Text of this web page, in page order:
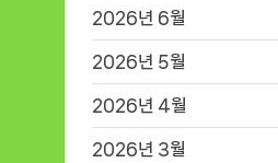
2026년 6월
2026년 5월
2026년 4월
2026년 3월